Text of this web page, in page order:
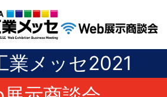
業メッセ2021